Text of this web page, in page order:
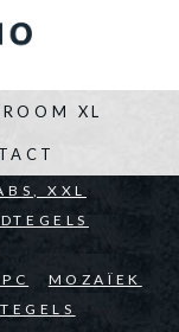
XXL
MOZAÏEK
XL